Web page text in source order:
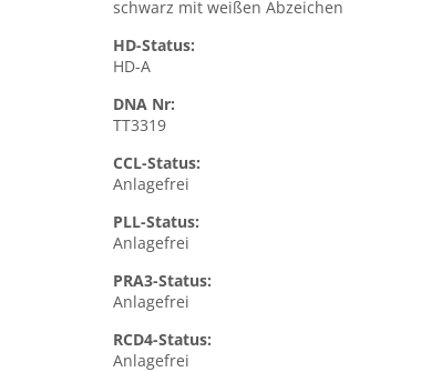
schwarz mit weißen Abzeichen
HD-Status:
HD-A
DNA Nr:
TT3319
CCL-Status:
Anlagefrei
PLL-Status:
Anlagefrei
PRA3-Status:
Anlagefrei
RCD4-Status:
Anlagefrei